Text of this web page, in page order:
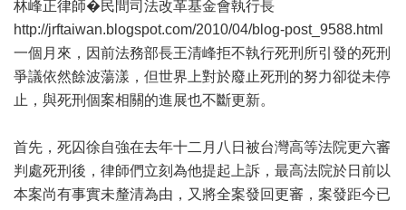
林峰正律師�民間司法改革基金會執行長
http://jrftaiwan.blogspot.com/2010/04/blog-post_9588.html
一個月來，因前法務部長王清峰拒不執行死刑所引發的死刑
爭議依然餘波蕩漾，但世界上對於廢止死刑的努力卻從未停
止，與死刑個案相關的進展也不斷更新。
首先，死囚徐自強在去年十二月八日被台灣高等法院更六審
判處死刑後，律師們立刻為他提起上訴，最高法院於日前以
本案尚有事實未釐清為由，又將全案發回更審，案發距今已